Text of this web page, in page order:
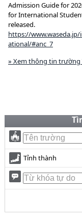
Admission Guide for
for International
released.
https://
ational/#anc_7
» Xem thông tin trường
Tỉnh thành